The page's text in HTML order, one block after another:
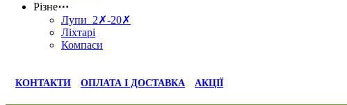
Різне⋯
Лупи 2✗-20✗
Ліхтарі
Компаси
КОНТАКТИ ОПЛАТА І ДОСТАВКА АКЦІЇ